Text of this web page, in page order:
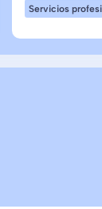
Servicios